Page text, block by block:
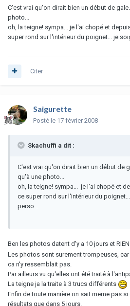
C'est vrai qu'on dirait bien un début de
photo...
oh, la teigne! sympa... je l'ai chopé et
super rond sur l'intérieur du poignet... je
Citer
Saigurette
Posté le 17 février 2008
Skachuffi a dit :
C'est vrai qu'on dirait bien un début de
qu'à une photo...
oh, la teigne! sympa... je l'ai chopé et
ce super rond sur l'intérieur du
perso...
Ben les photos datent d'y a 10 jours et RIEN.
Les photos sont surement trompeuses,
ca n'y ressemblait pas.
Par ailleurs vu qu'elles ont été traité à
La teigne ja la traite à 3 trucs différents
Enfin de toute manière on sait meme pas si
résultats que dans 5 jours.